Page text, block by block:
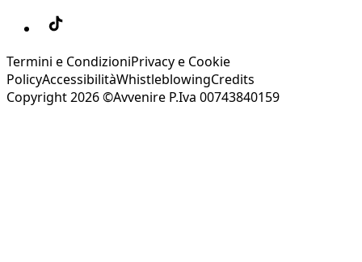
Termini e CondizioniPrivacy e Cookie
PolicyAccessibilitàWhistleblowingCredits
Copyright 2026 ©Avvenire P.Iva 00743840159